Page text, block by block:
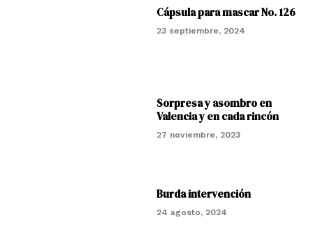
Cápsula para mascar No. 126
23 septiembre, 2024
Sorpresa y asombro en
Valencia y en cada rincón
27 noviembre, 2023
Burda intervención
24 agosto, 2024